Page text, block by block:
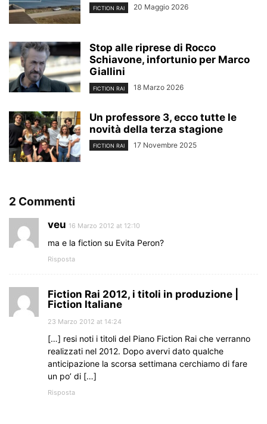
FICTION RAI 20 Maggio 2026
Stop alle riprese di Rocco
Schiavone, infortunio per Marco
Giallini
FICTION RAI 18 Marzo 2026
Un professore 3, ecco tutte le
novità della terza stagione
FICTION RAI 17 Novembre 2025
2 Commenti
veu 16 Marzo 2012 at 12:10
ma e la fiction su Evita Peron?
Risposta
Fiction Rai 2012, i titoli in produzione |
Fiction Italiane
23 Marzo 2012 at 14:24
[…] resi noti i titoli del Piano Fiction Rai che verranno
realizzati nel 2012. Dopo avervi dato qualche
anticipazione la scorsa settimana cerchiamo di fare
un po’ di […]
Risposta